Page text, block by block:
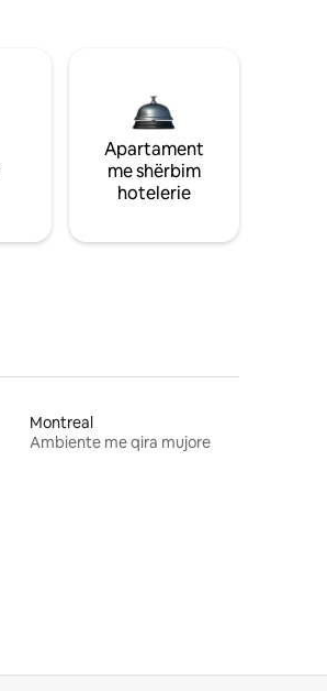
Apartament
me shërbim
hotelerie
Montreal
Ambiente me qira mujore